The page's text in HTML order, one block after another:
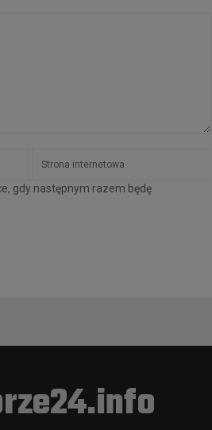
gdy następnym razem będę